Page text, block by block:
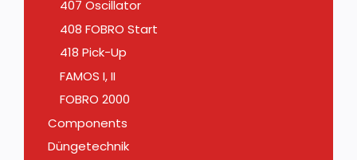
407 Oscillator
408 FOBRO Start
418 Pick-Up
FAMOS I, II
FOBRO 2000
Components
Düngetechnik